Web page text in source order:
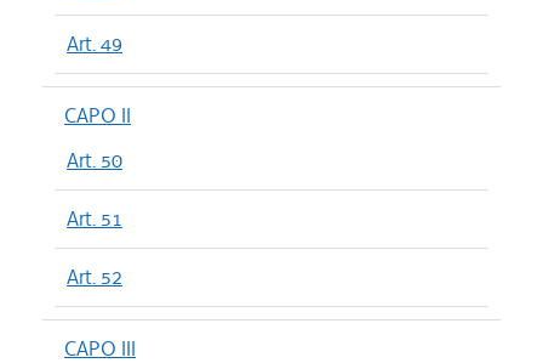
Art. 49
CAPO II
Art. 50
Art. 51
Art. 52
CAPO III